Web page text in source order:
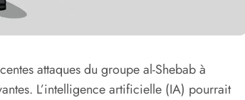
attaques du groupe al-Shebab à
L’intelligence artificielle (IA) pourrait